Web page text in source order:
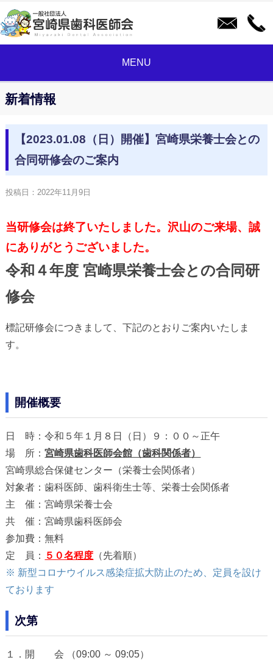
MENU
新着情報
【2023.01.08（日）開催】宮崎県栄養士会との
合同研修会のご案内
投稿日：2022年11月9日
当研修会は終了いたしました。沢山のご来場、誠
にありがとうございました。
令和４年度 宮崎県栄養士会との合同研
修会
標記研修会につきまして、下記のとおりご案内いたしま
す。
開催概要
日 時：令和５年１月８日（日）９：００～正午
場 所：宮崎県歯科医師会館（歯科関係者）
宮崎県総合保健センター（栄養士会関係者）
対象者：歯科医師、歯科衛生士等、栄養士会関係者
主 催：宮崎県栄養士会
共 催：宮崎県歯科医師会
参加費：無料
定 員：
５０名程度 （先着順）
※ 新型コロナウイルス感染症拡大防止のため、定員を設け
ております
次第
１．開 会 （09:00 ～ 09:05）